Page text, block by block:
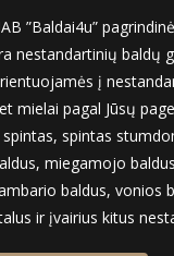
”Baldai4u”
nestandartinių baldų
į
mielai pagal Jūsų
spintas, spintas
miegamojo
baldus, vonios
ir įvairius kitus